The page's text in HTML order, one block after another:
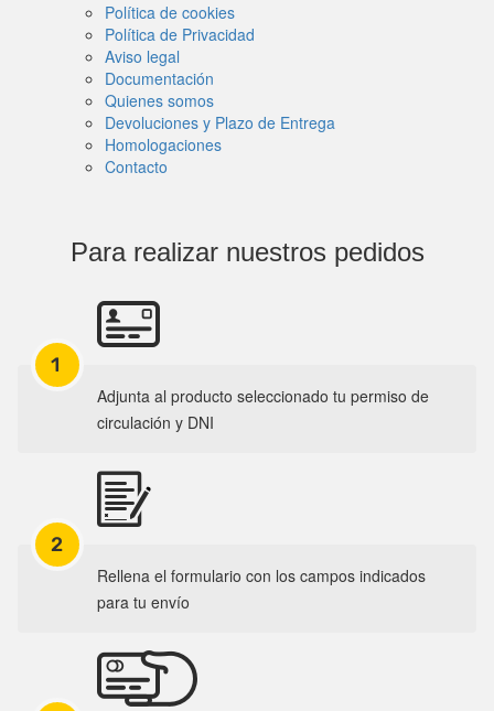
Política de cookies
Política de Privacidad
Aviso legal
Documentación
Quienes somos
Devoluciones y Plazo de Entrega
Homologaciones
Contacto
Para realizar nuestros pedidos
1
Adjunta al producto seleccionado tu permiso de
circulación y DNI
2
Rellena el formulario con los campos indicados
para tu envío